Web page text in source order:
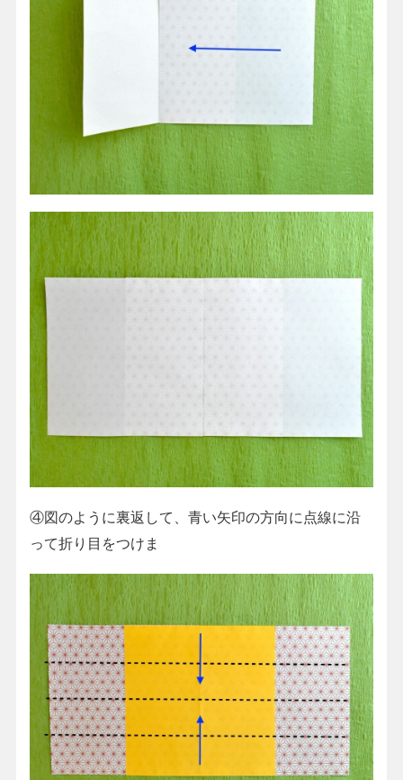
④図のように裏返して、青い矢印の方向に点線に沿
って折り目をつけま